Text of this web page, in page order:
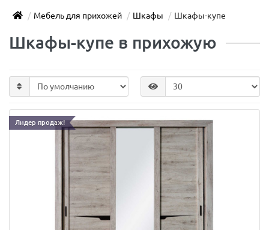
Мебель для прихожей Шкафы Шкафы-купе
Шкафы-купе в прихожую
Лидер продаж!